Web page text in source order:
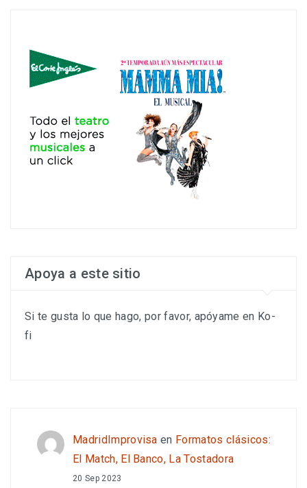
Apoya a este sitio
Si te gusta lo que hago, por favor, apóyame en Ko-
fi
MadridImprovisa en Formatos clásicos:
El Match, El Banco, La Tostadora
20 Sep 2023